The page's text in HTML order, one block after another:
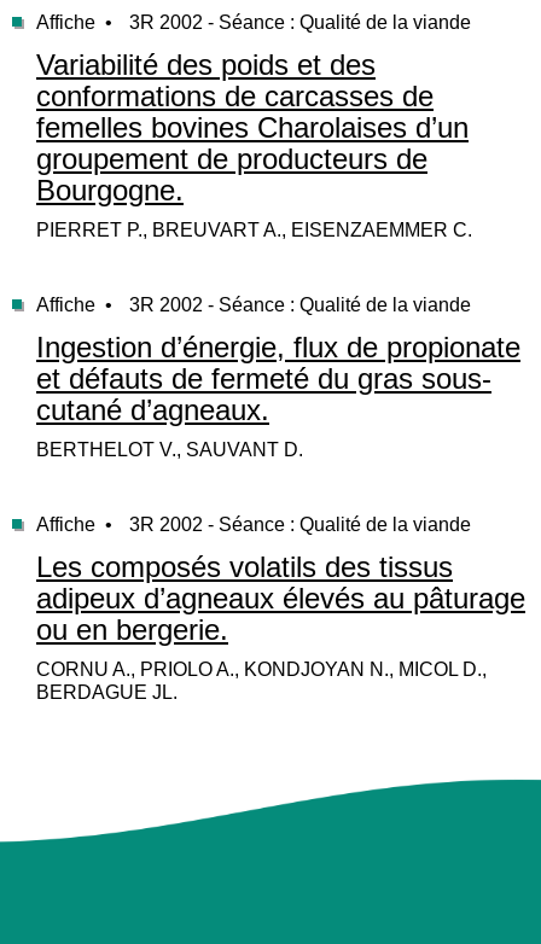
Affiche • 3R 2002 - Séance : Qualité de la viande
Variabilité des poids et des
conformations de carcasses de
femelles bovines Charolaises d’un
groupement de producteurs de
Bourgogne.
PIERRET P., BREUVART A., EISENZAEMMER C.
Affiche • 3R 2002 - Séance : Qualité de la viande
Ingestion d’énergie, flux de propionate
et défauts de fermeté du gras sous-
cutané d’agneaux.
BERTHELOT V., SAUVANT D.
Affiche • 3R 2002 - Séance : Qualité de la viande
Les composés volatils des tissus
adipeux d’agneaux élevés au pâturage
ou en bergerie.
CORNU A., PRIOLO A., KONDJOYAN N., MICOL D.,
BERDAGUE JL.